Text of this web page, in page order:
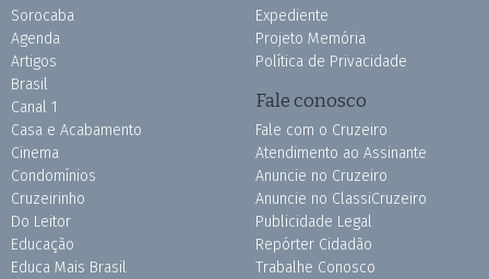
Sorocaba
Agenda
Artigos
Brasil
Canal 1
Casa e Acabamento
Cinema
Condomínios
Cruzeirinho
Do Leitor
Educação
Educa Mais Brasil
Expediente
Projeto Memória
Política de Privacidade
Fale conosco
Fale com o Cruzeiro
Atendimento ao Assinante
Anuncie no Cruzeiro
Anuncie no ClassiCruzeiro
Publicidade Legal
Repórter Cidadão
Trabalhe Conosco